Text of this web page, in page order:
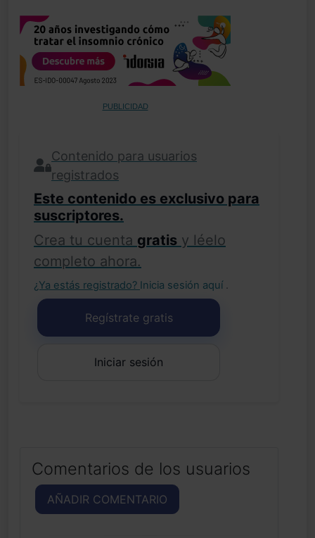
PUBLICIDAD
Contenido para usuarios
registrados
Este contenido es exclusivo para
suscriptores.
Crea tu cuenta gratis y léelo
completo ahora.
¿Ya estás registrado? Inicia sesión aquí .
Regístrate gratis
Iniciar sesión
Comentarios de los usuarios
AÑADIR COMENTARIO